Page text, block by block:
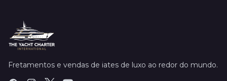
Fretamentos e vendas de iates de luxo ao redor do mundo.